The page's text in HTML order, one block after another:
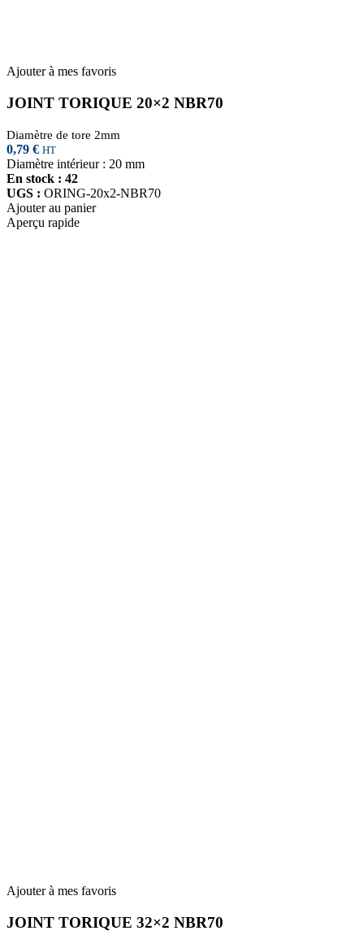
Ajouter à mes favoris
JOINT TORIQUE 20×2 NBR70
Diamètre de tore 2mm
0,79 € HT
Diamètre intérieur : 20 mm
En stock : 42
UGS : ORING-20x2-NBR70
Ajouter au panier
Aperçu rapide
Ajouter à mes favoris
JOINT TORIQUE 32×2 NBR70